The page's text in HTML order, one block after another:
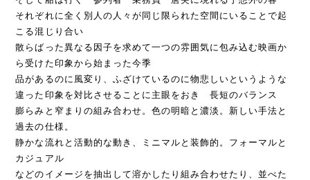
それぞれに全く別人の人々が同じ限られた空間にいることで起
こる混じり合い
散らばった異なる因子を求めて一つの雰囲気に包み込む映画か
ら受けた印象から始まった今季
品があるのに風変り、ふざけているのに物悲しいというような
違った印象を対比させることに主眼をおき 長短のバランス
膨らみと窄まりの組み合わせ。色の明暗と濃淡。新しい手法と
過去の仕様。
静かな流れと活動的な動き、ミニマルと装飾的。フォーマルと
カジュアル
などのイメージを抽出して溶かしたり組み合わせたり、並べた